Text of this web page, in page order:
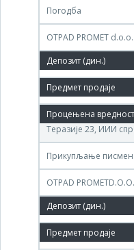
Погодба
OTPAD PROMET d.o.o.
1,372,000 РСД
16. сеп.'08.
Агенција за
Теразије 23, ИИИ
Прикупљање
OTPAD PROMETD.O.O.
920,000 РСД
16. јун.'08.